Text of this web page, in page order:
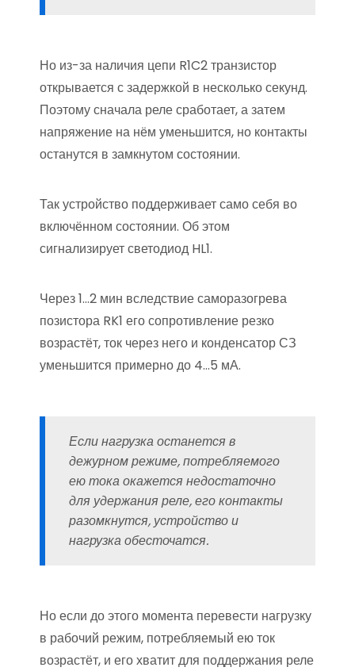
Но из-за наличия цепи R1C2 транзистор
открывается с задержкой в несколько секунд.
Поэтому сначала реле сработает, а затем
напряжение на нём уменьшится, но контакты
останутся в замкнутом состоянии.
Так устройство поддерживает само себя во
включённом состоянии. Об этом
сигнализирует светодиод HL1.
Через 1…2 мин вследствие саморазогрева
позистора RK1 его сопротивление резко
возрастёт, ток через него и конденсатор СЗ
уменьшится примерно до 4…5 мА.
Если нагрузка останется в
дежурном режиме, потребляемого
ею тока окажется недостаточно
для удержания реле, его контакты
разомкнутся, устройство и
нагрузка обесточатся.
Но если до этого момента перевести нагрузку
в рабочий режим, потребляемый ею ток
возрастёт, и его хватит для поддержания реле